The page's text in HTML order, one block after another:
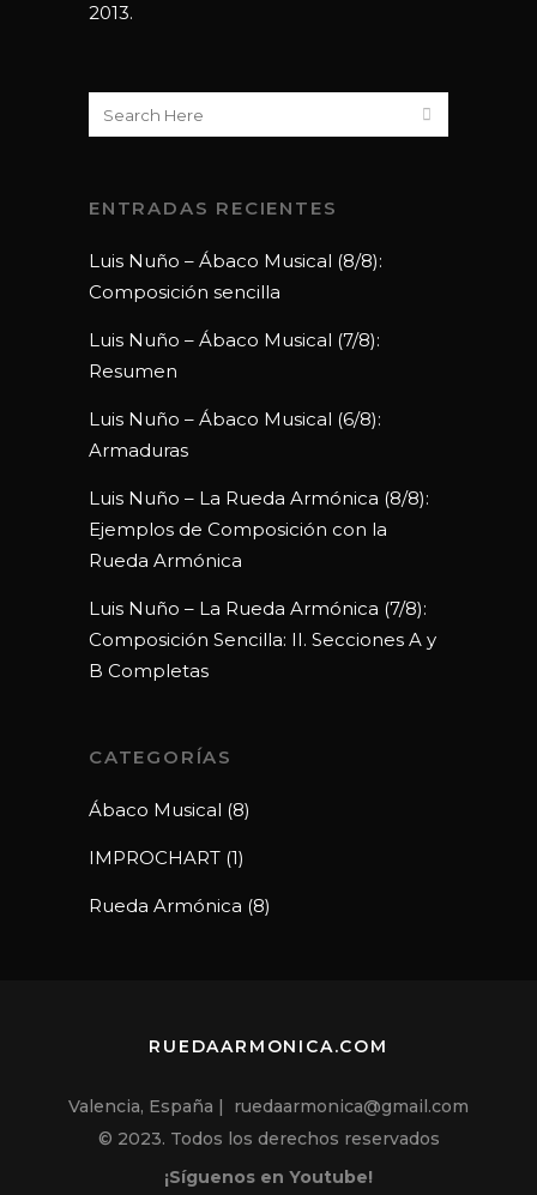
2013.
ENTRADAS RECIENTES
Luis Nuño – Ábaco Musical (8/8):
Composición sencilla
Luis Nuño – Ábaco Musical (7/8):
Resumen
Luis Nuño – Ábaco Musical (6/8):
Armaduras
Luis Nuño – La Rueda Armónica (8/8):
Ejemplos de Composición con la
Rueda Armónica
Luis Nuño – La Rueda Armónica (7/8):
Composición Sencilla: II. Secciones A y
B Completas
CATEGORÍAS
Ábaco Musical (8)
IMPROCHART (1)
Rueda Armónica (8)
RUEDAARMONICA.COM
Valencia, España | ruedaarmonica@gmail.com
© 2023. Todos los derechos reservados
¡Síguenos en Youtube!